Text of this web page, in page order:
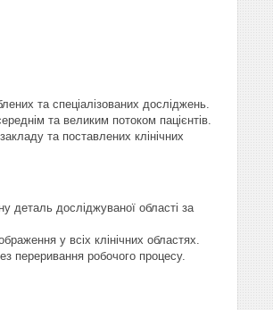
та спеціалізованих досліджень.
та великим потоком пацієнтів.
та поставлених клінічних
деталь досліджуваної області за
у всіх клінічних областях.
переривання робочого процесу.